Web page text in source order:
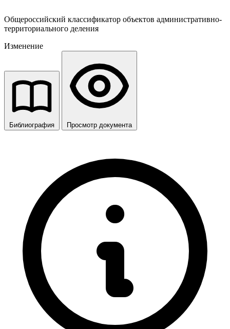
Общероссийский классификатор объектов административно-
территориального деления
Изменение
Библиография Просмотр документа